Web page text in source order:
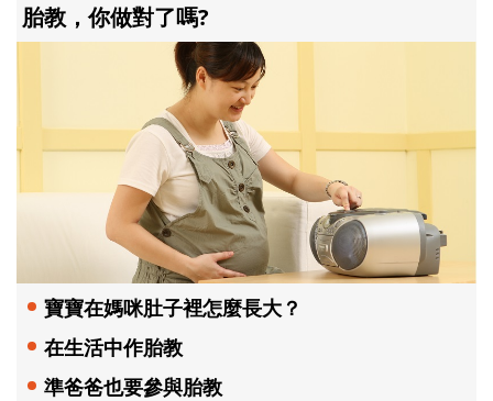
胎教，你做對了嗎?
寶寶在媽咪肚子裡怎麼長大？
在生活中作胎教
準爸爸也要參與胎教